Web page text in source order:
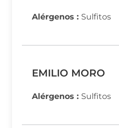
Alérgenos : Sulfitos
EMILIO MORO
Alérgenos : Sulfitos